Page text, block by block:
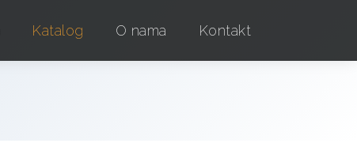
Katalog O nama Kontakt